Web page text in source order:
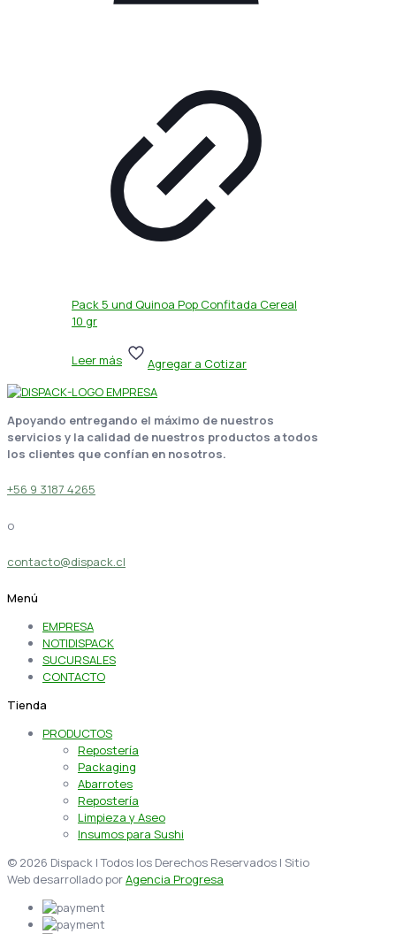
Pack 5 und Quinoa Pop Confitada Cereal
10 gr
Leer más Agregar a Cotizar
Apoyando entregando el máximo de nuestros
servicios y la calidad de nuestros productos a todos
los clientes que confían en nosotros.
+56 9 3187 4265
o
contacto@dispack.cl
Menú
EMPRESA
NOTIDISPACK
SUCURSALES
CONTACTO
Tienda
PRODUCTOS
Repostería
Packaging
Abarrotes
Repostería
Limpieza y Aseo
Insumos para Sushi
© 2026 Dispack | Todos los Derechos Reservados | Sitio
Web desarrollado porAgencia Progresa